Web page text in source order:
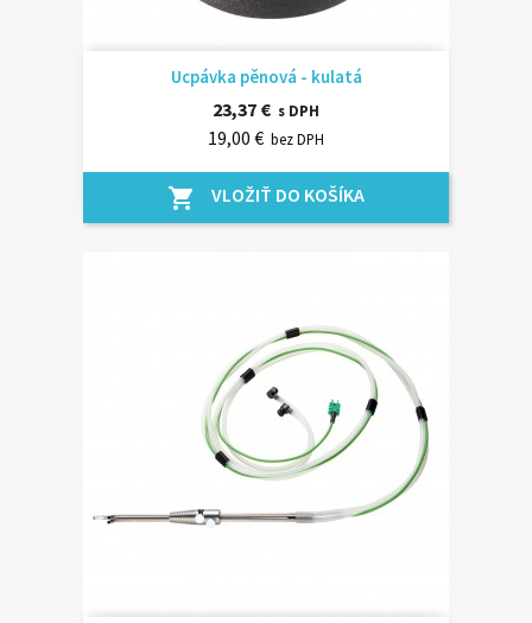
Ucpávka pěnová - kulatá
23,37 € s DPH
19,00 € bez DPH
shopping_cart VLOŽIŤ DO KOŠÍKA